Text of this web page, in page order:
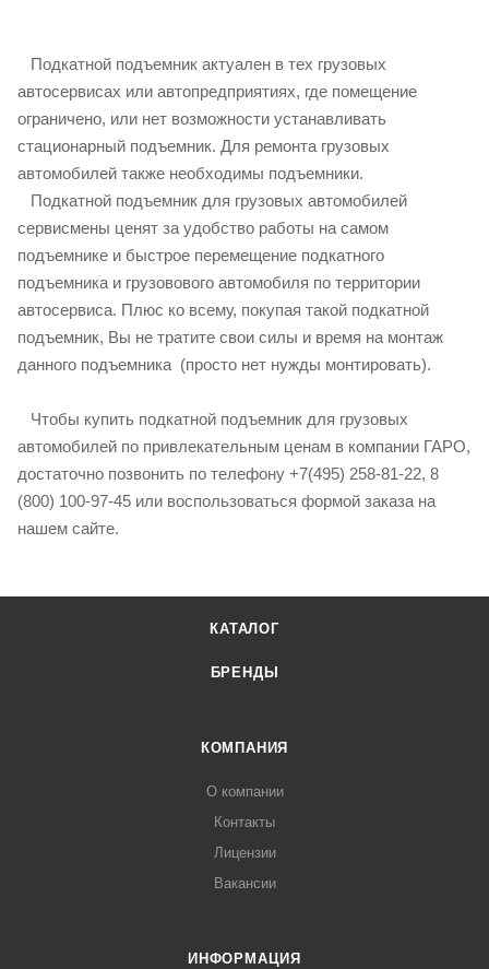
Подкатной подъемник актуален в тех грузовых
автосервисах или автопредприятиях, где помещение
ограничено, или нет возможности устанавливать
стационарный подъемник. Для ремонта грузовых
автомобилей также необходимы подъемники.
Подкатной подъемник для грузовых автомобилей
сервисмены ценят за удобство работы на самом
подъемнике и быстрое перемещение подкатного
подъемника и грузовового автомобиля по территории
автосервиса. Плюс ко всему, покупая такой подкатной
подъемник, Вы не тратите свои силы и время на монтаж
данного подъемника (просто нет нужды монтировать).
Чтобы купить подкатной подъемник для грузовых
автомобилей по привлекательным ценам в компании ГАРО,
достаточно позвонить по телефону +7(495) 258-81-22, 8
(800) 100-97-45 или воспользоваться формой заказа на
нашем сайте.
КАТАЛОГ
БРЕНДЫ
КОМПАНИЯ
О компании
Контакты
Лицензии
Вакансии
ИНФОРМАЦИЯ